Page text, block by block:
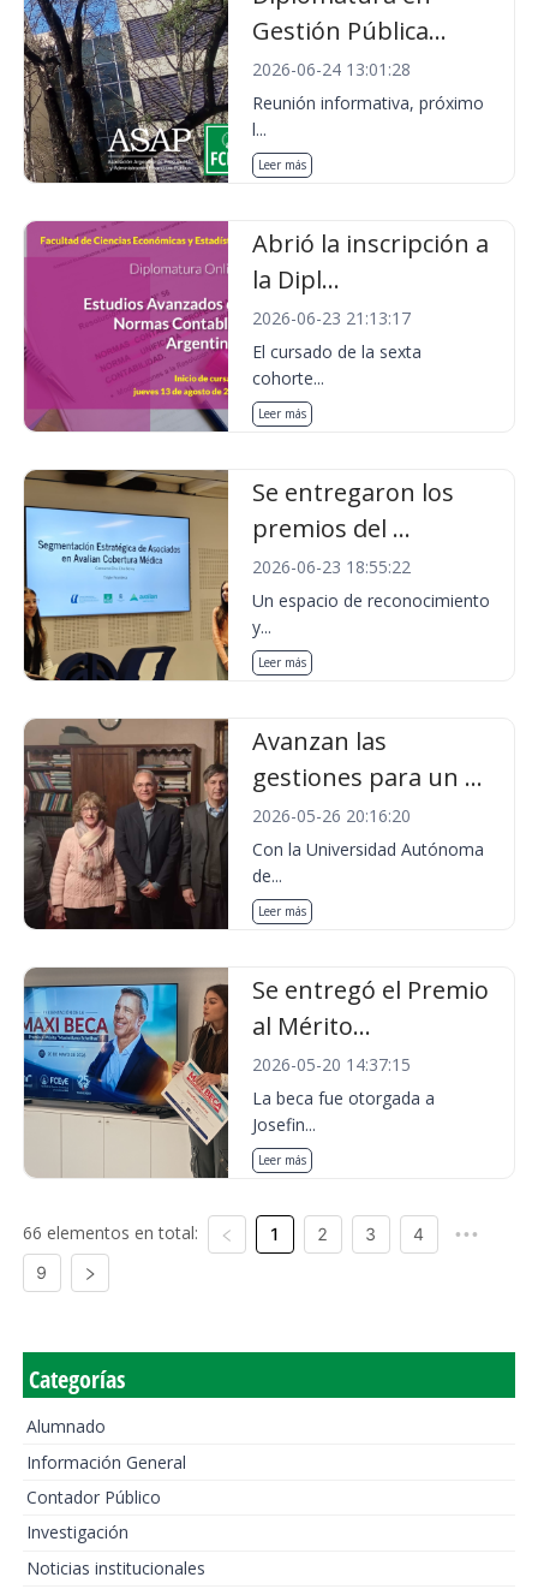
Gestión Pública...
2026-06-24 13:01:28
Reunión informativa, próximo
l...
Leer más
Abrió la inscripción a
la Dipl...
2026-06-23 21:13:17
El cursado de la sexta
cohorte...
Leer más
Se entregaron los
premios del ...
2026-06-23 18:55:22
Un espacio de reconocimiento
y...
Leer más
Avanzan las
gestiones para un ...
2026-05-26 20:16:20
Con la Universidad Autónoma
de...
Leer más
Se entregó el Premio
al Mérito...
2026-05-20 14:37:15
La beca fue otorgada a
Josefin...
Leer más
66 elementos en total: 1 2 3 4 •••
9
Categorías
Alumnado
Información General
Contador Público
Investigación
Noticias institucionales